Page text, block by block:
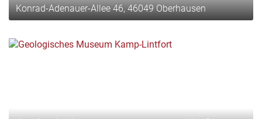
Konrad-Adenauer-Allee 46, 46049 Oberhausen